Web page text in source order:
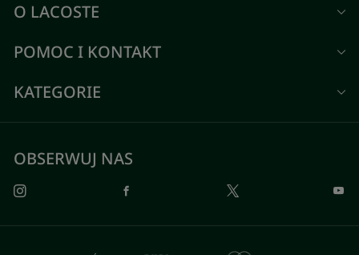
O LACOSTE
POMOC I KONTAKT
KATEGORIE
OBSERWUJ NAS